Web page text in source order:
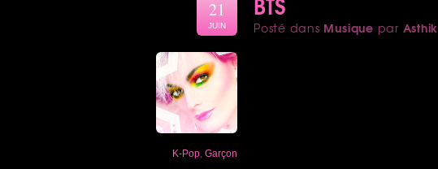
Posté dans Musique par Asthik
21
JUIN
K-Pop Garçon